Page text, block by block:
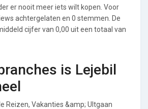
er nooit meer iets wilt kopen. Voor
achtergelaten en 0 stemmen. De
cijfer van 0,00 uit een totaal van
is Lejebil
Reizen, Vakanties &amp; UItgaan